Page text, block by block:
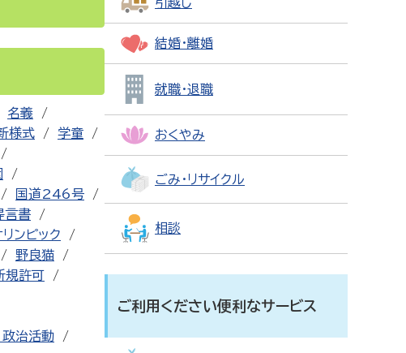
名義
様式
学童
国道246号
言書
リンピック
野良猫
規許可
治活動
結婚・離婚
就職・退職
おくやみ
ごみ・リサイクル
相談
ご利用ください便利なサービス